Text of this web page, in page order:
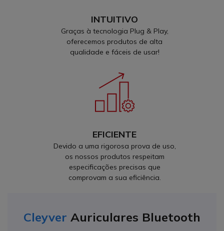
INTUITIVO
Graças à tecnologia Plug & Play,
oferecemos produtos de alta
qualidade e fáceis de usar!
EFICIENTE
Devido a uma rigorosa prova de uso,
os nossos produtos respeitam
especificações precisas que
comprovam a sua eficiência.
Cleyver Auriculares Bluetooth